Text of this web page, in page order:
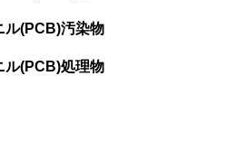
(PCB)汚染物
(PCB)処理物